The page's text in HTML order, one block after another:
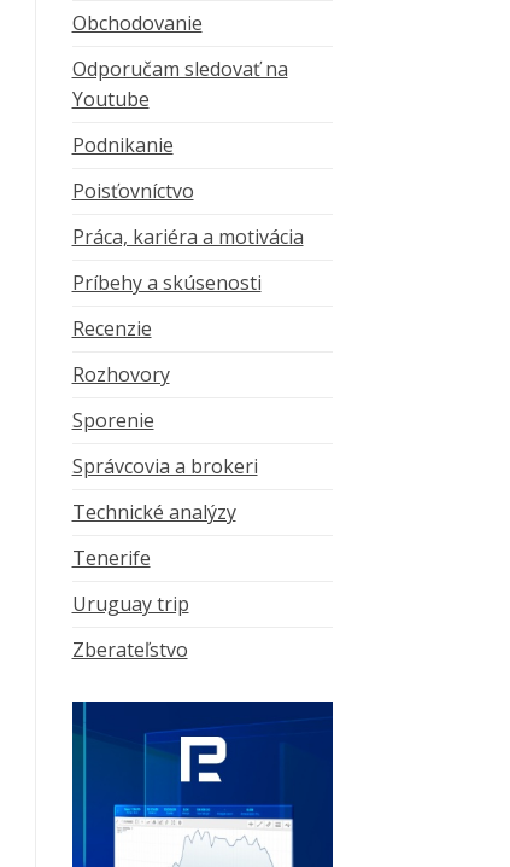
Obchodovanie
Odporučam sledovať na
Youtube
Podnikanie
Poisťovníctvo
Práca, kariéra a motivácia
Príbehy a skúsenosti
Recenzie
Rozhovory
Sporenie
Správcovia a brokeri
Technické analýzy
Tenerife
Uruguay trip
Zberateľstvo